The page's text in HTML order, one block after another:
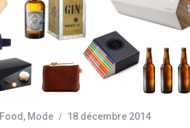
Food , Mode 18 décembre 2014